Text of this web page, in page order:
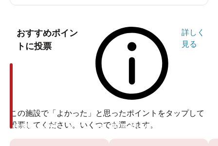
おすすめポイン
トに投票
詳しく
見る
この施設で「よかった」と思ったポイントをタップして
投票してください。いくつでも選べます。
投票ありがとうございます 投票ありがとうございます